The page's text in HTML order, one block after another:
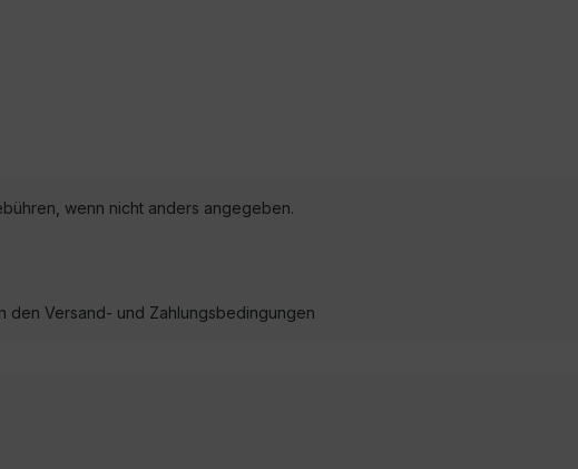
wenn nicht anders angegeben.
den Versand- und Zahlungsbedingungen